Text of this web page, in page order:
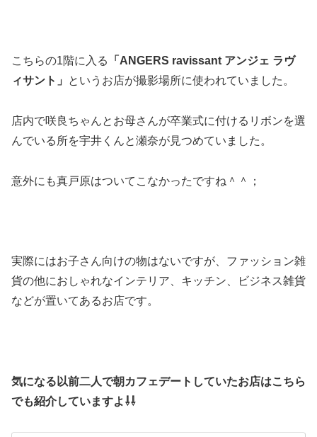
こちらの1階に入る
「ANGERS ravissant アンジェ ラヴ
ィサント」
というお店が撮影場所に使われていました。
店内で咲良ちゃんとお母さんが卒業式に付けるリボンを選
んでいる所を宇井くんと瀬奈が見つめていました。
意外にも真戸原はついてこなかったですね＾＾；
実際にはお子さん向けの物はないですが、ファッション雑
貨の他におしゃれなインテリア、キッチン、ビジネス雑貨
などが置いてあるお店です。
気になる以前二人で朝カフェデートしていたお店はこちら
でも紹介していますよ⇩⇩